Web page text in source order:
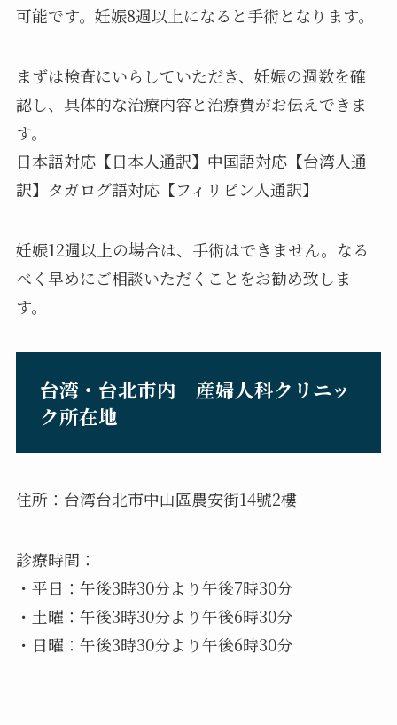
可能です。妊娠8週以上になると手術となります。
まずは検査にいらしていただき、妊娠の週数を確
認し、具体的な治療内容と治療費がお伝えできま
す。
日本語対応【日本人通訳】中国語対応【台湾人通
訳】タガログ語対応【フィリピン人通訳】
妊娠12週以上の場合は、手術はできません。なる
べく早めにご相談いただくことをお勧め致しま
す。
台湾・台北市内 産婦人科クリニッ
ク所在地
住所：台湾台北市中山區農安街14號2樓
診療時間：
・平日：午後3時30分より午後7時30分
・土曜：午後3時30分より午後6時30分
・日曜：午後3時30分より午後6時30分